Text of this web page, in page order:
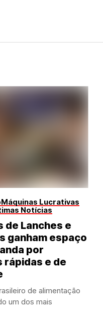
Máquinas Lucrativas
Notícias
de Lanches e
ganham espaço
por
rápidas e de
de alimentação
um dos mais